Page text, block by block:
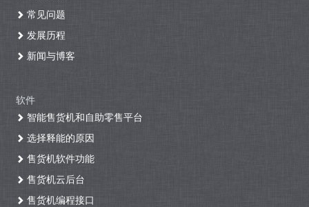
常见问题
发展历程
新闻与博客
软件
智能售货机和自助零售平台
选择释能的原因
售货机软件功能
售货机云后台
售货机编程接口